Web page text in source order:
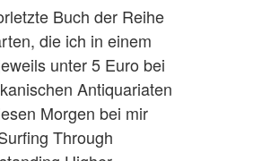
Buch der Reihe
die ich in einem
unter 5 Euro bei
Antiquariaten
Morgen bei mir
Through